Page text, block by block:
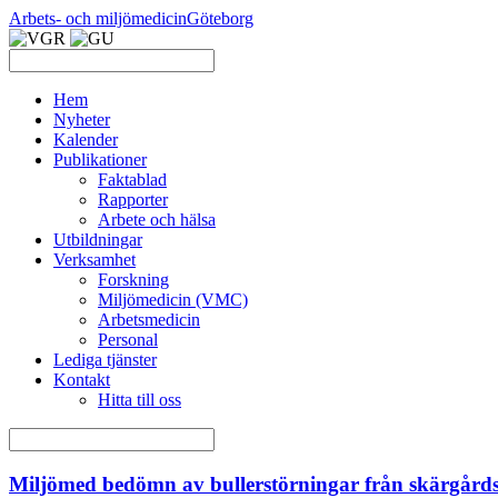
Arbets- och miljömedicinGöteborg
Hem
Nyheter
Kalender
Publikationer
Faktablad
Rapporter
Arbete och hälsa
Utbildningar
Verksamhet
Forskning
Miljömedicin (VMC)
Arbetsmedicin
Personal
Lediga tjänster
Kontakt
Hitta till oss
Miljömed bedömn av bullerstörningar från